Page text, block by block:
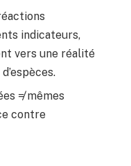
indicateurs,
vers une réalité
≠ mêmes
contre